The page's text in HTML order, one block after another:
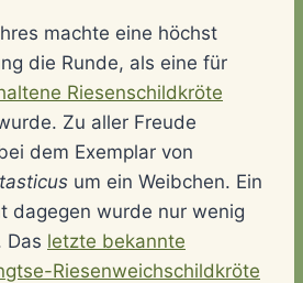
machte eine höchst
die Runde, als eine für
Riesenschildkröte
Zu aller Freude
dem Exemplar von
um ein Weibchen. Ein
dagegen wurde nur wenig
Das letzte bekannte
Riesenweichschildkröte